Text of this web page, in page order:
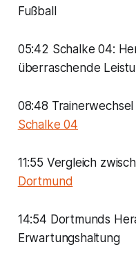
Fußball
05:42 Schalke 04:
überraschende
08:48
Schalke 04
11:55 Vergleich
Dortmund
14:54 Dortmunds
Erwartungshaltung